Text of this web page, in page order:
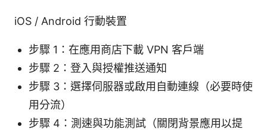
iOS / Android 行動裝置
步驟 1：在應用商店下載 VPN 客戶端
步驟 2：登入與授權推送通知
步驟 3：選擇伺服器或啟用自動連線（必要時使
用分流）
步驟 4：測速與功能測試（關閉背景應用以提